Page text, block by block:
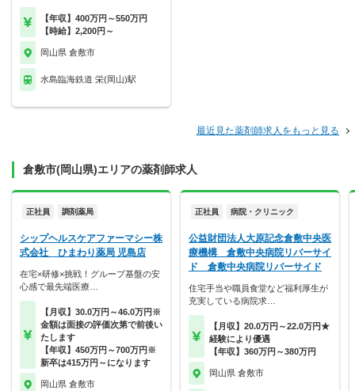
【年収】400万円～550万円
【時給】2,200円～
岡山県 倉敷市
水島臨海鉄道 栄(岡山)駅
最近見た薬剤師求人をもっと見る
倉敷市(岡山県)エリアの薬剤師求人
正社員 調剤薬局
シップヘルスケアファーマシー株
式会社 ひまわり薬局 児島店
在宅×研修×挑戦！グループ基盤の安
心感で最先端医療…
【月収】30.0万円～46.0万円※
金額は面接の評価次第で前後い
たします
【年収】450万円～700万円※
新卒は415万円～になります
岡山県 倉敷市
正社員 病院・クリニック
公益財団法人大原記念倉敷中央医
療機構 倉敷中央病院リバーサイ
ド 倉敷中央病院リバーサイド
住宅手当や職員食堂など福利厚生が
充実している病院求…
【月収】20.0万円～22.0万円★
経験により優遇
【年収】360万円～380万円
岡山県 倉敷市